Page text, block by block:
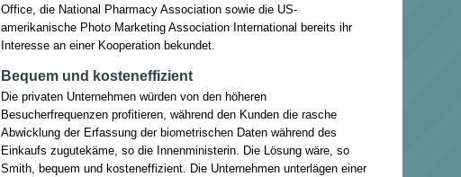
Office, die National Pharmacy Association sowie die US-
amerikanische Photo Marketing Association International bereits ihr
Interesse an einer Kooperation bekundet.
Bequem und kosteneffizient
Die privaten Unternehmen würden von den höheren
Besucherfrequenzen profitieren, während den Kunden die rasche
Abwicklung der Erfassung der biometrischen Daten während des
Einkaufs zugutekäme, so die Innenministerin. Die Lösung wäre, so
Smith, bequem und kosteneffizient. Die Unternehmen unterlägen einer